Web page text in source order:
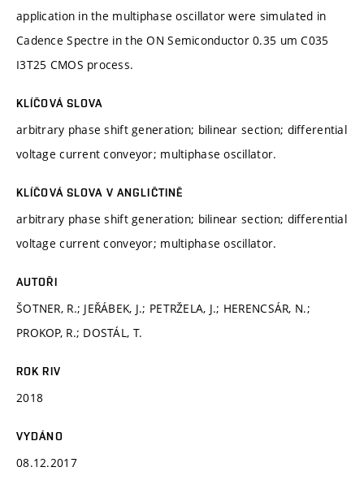
application in the multiphase oscillator were simulated in
Cadence Spectre in the ON Semiconductor 0.35 um C035
I3T25 CMOS process.
KLÍČOVÁ SLOVA
arbitrary phase shift generation; bilinear section; differential
voltage current conveyor; multiphase oscillator.
KLÍČOVÁ SLOVA V ANGLIČTINĚ
arbitrary phase shift generation; bilinear section; differential
voltage current conveyor; multiphase oscillator.
AUTOŘI
ŠOTNER, R.; JEŘÁBEK, J.; PETRŽELA, J.; HERENCSÁR, N.;
PROKOP, R.; DOSTÁL, T.
ROK RIV
2018
VYDÁNO
08.12.2017